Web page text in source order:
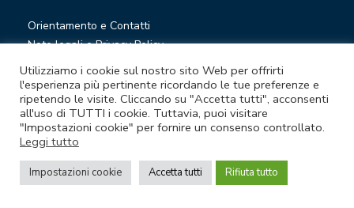
Orientamento e Contatti
Note legali e Privacy Policy
Privacy Newsletter
Società trasparente
Whistleblowing
© Lazio Innova S.p.A. società soggetta a direzione e
coordinamento della Regione Lazio
Sede legale Via Marco Aurelio 26 A - 00184 Roma
Utilizziamo i cookie sul nostro sito Web per offrirti
l'esperienza più pertinente ricordando le tue preferenze e
ripetendo le visite. Cliccando su "Accetta tutti", acconsenti
all'uso di TUTTI i cookie. Tuttavia, puoi visitare
"Impostazioni cookie" per fornire un consenso controllato.
Leggi tutto
Impostazioni cookie Accetta tutti Rifiuta tutto